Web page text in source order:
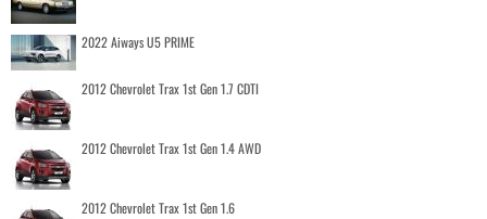
2022 Aiways U5 PRIME
2012 Chevrolet Trax 1st Gen 1.7 CDTI
2012 Chevrolet Trax 1st Gen 1.4 AWD
2012 Chevrolet Trax 1st Gen 1.6